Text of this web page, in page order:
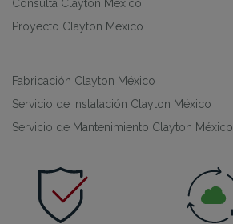
Consulta Clayton México
Proyecto Clayton México
Fabricación Clayton México
Servicio de Instalación Clayton México
Servicio de Mantenimiento Clayton México